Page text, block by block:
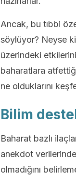
Ancak, bu tıbbi
söylüyor? Neyse
üzerindeki
baharatlara
ne olduklarını
Bilim
Baharat bazlı
anekdot
olmadığını